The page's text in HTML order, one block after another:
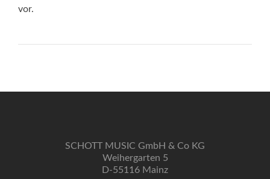
vor.
SCHOTT MUSIC GmbH & Co KG
Weihergarten 5
D-55116 Mainz